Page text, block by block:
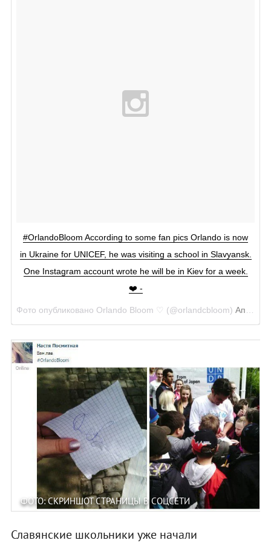
#OrlandoBloom According to some fan pics Orlando is now
in Ukraine for UNICEF, he was visiting a school in Slavyansk.
One Instagram account wrote he will be in Kiev for a week.
❤️ -
Фото опубликовано Orlando Bloom ♡ (@orlandcbloom) Апр 27 2016 в 9:10 PDT
ФОТО: СКРИНШОТ СТРАНИЦЫ В СОЦСЕТИ
Славянские школьники уже начали